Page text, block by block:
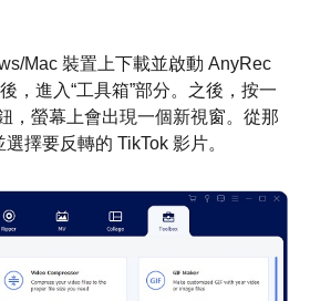
Mac 裝置上下載並啟動 AnyRec
，進入“工具箱”部分。之後，按一
，螢幕上會出現一個新視窗。從那
擇要反轉的 TikTok 影片。